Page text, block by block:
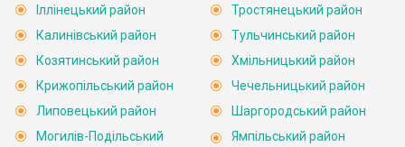
Іллінецький район
Калинівський район
Козятинський район
Крижопільський район
Липовецький район
Могилів-Подільський
Тростянецький район
Тульчинський район
Хмільницький район
Чечельницький район
Шаргородський район
Ямпільський район